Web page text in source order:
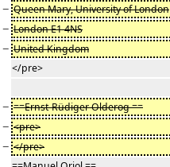
− Queen Mary, University of London
− London E1 4NS
− United Kingdom
</pre>
− ==Ernst-Rüdiger Olderog ==
− <pre>
− </pre>